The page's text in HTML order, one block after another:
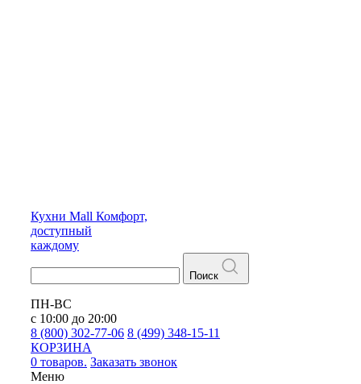
Кухни Mall Комфорт,
доступный
каждому
Поиск
ПН-ВС
с 10:00 до 20:00
8 (800) 302-77-06 8 (499) 348-15-11
КОРЗИНА
0 товаров. Заказать звонок
Меню